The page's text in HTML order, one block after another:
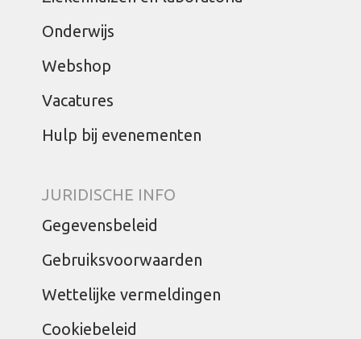
Onderwijs
Webshop
Vacatures
Hulp bij evenementen
JURIDISCHE INFO
Gegevensbeleid
Gebruiksvoorwaarden
Wettelijke vermeldingen
Cookiebeleid